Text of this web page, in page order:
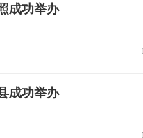
成功举办
成功举办